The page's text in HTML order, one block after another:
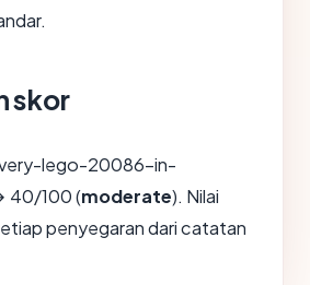
skor
lego-20086-in-
40/100 (moderate). Nilai
penyegaran dari catatan